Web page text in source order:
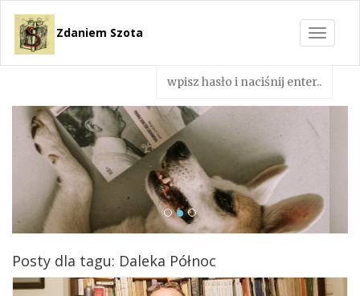
Toggle
Zdaniem Szota
Posty dla tagu: Daleka Północ